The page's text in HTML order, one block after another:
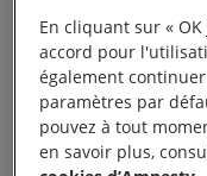
fond de retard
démocratique du
la société civile
respect de la
En cliquant sur « OK
accord pour
également
paramètres par
pouvez à tout
en savoir plus,